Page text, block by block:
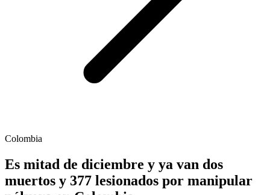
Colombia
Es mitad de diciembre y ya van dos
muertos y 377 lesionados por manipular